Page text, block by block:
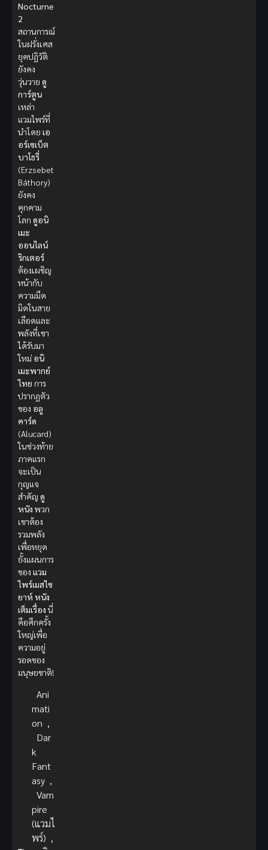
Nocturne
2
สถานการณ์
ในฝรั่งเศส
ยุคปฏิวัติ
ยังคง
วุ่นวาย ดู
การ์ตูน
เหล่า
แวมไพร์ที่
นำโดย เอ
อร์เซเบ็ต
บาโธรี่
(Erzsebet
Báthory)
ยังคง
คุกคาม
โลก ดูอนิ
เมะ
ออนไลน์
ริกเตอร์
ต้องเผชิญ
หน้ากับ
ความมืด
มิดในสาย
เลือดและ
พลังที่เขา
ได้รับมา
ใหม่ อนิ
เมะพากย์
ไทย การ
ปรากฏตัว
ของ อลู
คาร์ด
(Alucard)
ในช่วงท้าย
ภาคแรก
จะเป็น
กุญแจ
สำคัญ ดู
หนัง พวก
เขาต้อง
รวมพลัง
เพื่อหยุด
ยั้งแผนการ
ของ แวม
ไพร์เมสไซ
ยาห์ หนัง
เต็มเรื่อง นี่
คือศึกครั้ง
ใหญ่เพื่อ
ความอยู่
รอดของ
มนุษยชาติ!
Ani
mati
on ,
Dar
k
Fant
asy ,
Vam
pire
(แวมไ
พร์) ,